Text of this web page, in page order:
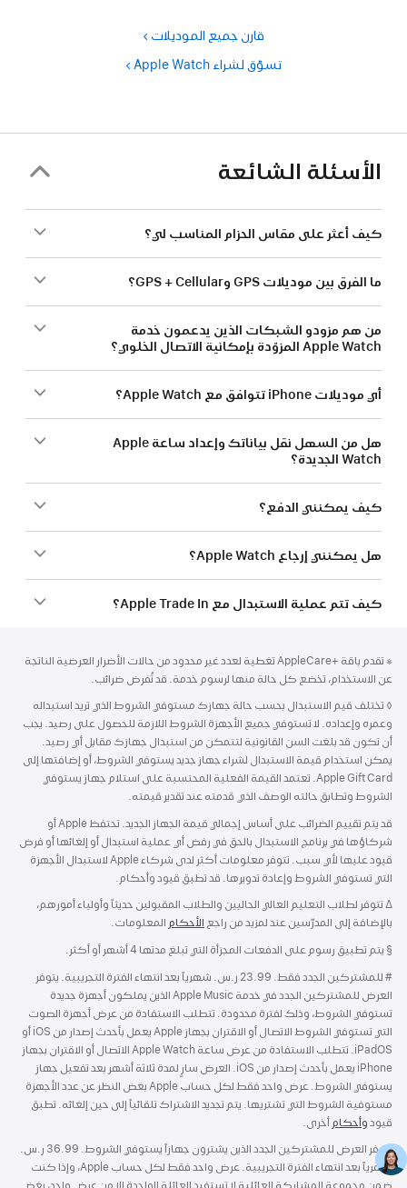
قارن جميع الموديلات
تسوّق لشراء Apple Watch‏
الأسئلة الشائعة
كيف أعثر على مقاس الحزام المناسب لي؟
ما الفرق بين موديلات GPS وGPS + Cellular؟
من هم مزودو الشبكات الذين يدعمون خدمة
Apple Watch المزوّدة بإمكانية الاتصال الخلوي؟
أي موديلات iPhone تتوافق مع Apple Watch؟
هل من السهل نقل بياناتك وإعداد ساعة Apple
Watch الجديدة؟
كيف يمكنني الدفع؟
هل يمكنني إرجاع Apple Watch؟
كيف تتم عملية الاستبدال مع Apple Trade In؟
حاشية
※ تقدم باقة AppleCare+‎ تغطية لعدد غير محدود من حالات الأضرار العرضية الناتجة
عن الاستخدام، تخضع كل حالة منها لرسوم خدمة. قد تُفرض ضرائب.
حاشية
◊ تختلف قيم الاستبدال بحسب حالة جهازك مستوفي الشروط الذي تريد استبداله
وعمره وإعداده. لا تستوفي جميع الأجهزة الشروط اللازمة للحصول على رصيد. يجب
أن تكون قد بلغت السن القانونية لتتمكن من استبدال جهازك مقابل أي رصيد.
يمكن استخدام قيمة الاستبدال لشراء جهاز جديد يستوفي الشروط، أو إضافتها إلى
Apple Gift Card. تعتمد القيمة الفعلية المحتسبة على استلام جهاز يستوفي
الشروط وتطابق حالته الوصف الذي قدمته عند تقدير قيمته.
قد يتم تقييم الضرائب على أساس إجمالي قيمة الجهاز الجديد. تحتفظ Apple أو
شركاؤها في برنامج الاستبدال بالحق في رفض أي عملية استبدال أو إلغائها أو فرض
قيود عليها لأي سبب. تتوفر معلومات أكثر لدى شركاء Apple لاستبدال الأجهزة
التي تستوفي الشروط وإعادة تدويرها. قد تطبق قيود وأحكام.
حاشية
∆تتوفر لطلاب التعليم العالي الحاليين والطلاب المقبولين حديثاً وأولياء أمورهم،
بالإضافة إلى المدرّسين عند لمزيد من راجع الأحكام المعلومات.
حاشية
§ يتم تطبيق رسوم على الدفعات المجزأة التي تبلغ مدتها 4 أشهر أو أكثر.
حاشية
#
للمشتركين الجدد فقط. 23.99 ر.س. شهرياً بعد انتهاء الفترة التجريبية. يتوفر
العرض للمشتركين الجدد في خدمة Apple Music الذين يملكون أجهزة جديدة
تستوفي الشروط، وذلك لفترة محدودة. تتطلب الاستفادة من عرض أجهزة الصوت
التي تستوفي الشروط الاتصال أو الاقتران بجهاز Apple يعمل بأحدث إصدار من iOS أو
iPadOS. تتطلب الاستفادة من عرض ساعة Apple Watch الاتصال أو الاقتران بجهاز
iPhone يعمل بأحدث إصدار من iOS. العرض سارٍ لمدة ثلاثة أشهر بعد تفعيل جهاز
يستوفي الشروط. عرض واحد فقط لكل حساب Apple بغض النظر عن عدد الأجهزة
مستوفية الشروط التي تشتريها. يتم تجديد الاشتراك تلقائياً إلى حين إلغائه. تطبق
قيود وأحكام أخرى.
يتوفر العرض للمشتركين الجدد الذين يشترون جهازاً يستوفي الشروط. 36.99 ر.س.
شهرياً بعد انتهاء الفترة التجريبية. عرض واحد فقط لكل حساب Apple، وإذا كنت
ضمن مجموعة المشاركة العائلية لا تستفيد العائلة الواحدة إلا من عرض واحد، بغض